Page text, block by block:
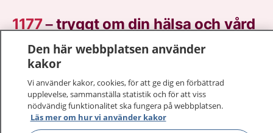
1177–tryggt om din hälsa och vård
På 1177.se får du råd om hälsa och information om
sjukdomar och vilka mottagningar du kan kontakta.
Logga in för att läsa din journal och göra dina
vårdärenden. Ring telefonnummer 1177 för
sjukvårdsrådgivning dygnet runt.
1177 ger dig råd när du vill må bättre.
Den här webbplatsen använder
kakor
Vi använder kakor, cookies, för att ge dig en förbättrad
upplevelse, sammanställa statistik och för att viss
nödvändig funktionalitet ska fungera på webbplatsen.
Läs mer om hur vi använder kakor